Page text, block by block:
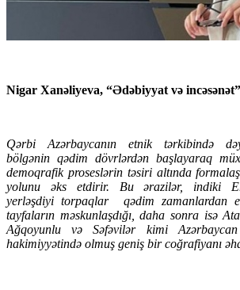
Nigar Xanəliyeva, “Ədəbiyyat və incəsənət”
Qərbi Azərbaycanın etnik tərkibində
bölgənin qədim dövrlərdən başlayaraq
demoqrafik proseslərin təsiri altında
yolunu əks etdirir. Bu ərazilər, indiki
yerləşdiyi torpaqlar
qədim zamanlardan
tayfaların məskunlaşdığı, daha sonra isə
Ağqoyunlu və Səfəvilər kimi
hakimiyyətində olmuş geniş bir coğrafiyanı